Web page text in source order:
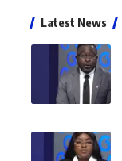
Latest News